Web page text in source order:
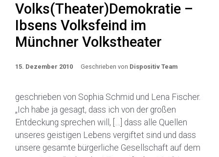
Volks(Theater)Demokratie –
Ibsens Volksfeind im
Münchner Volkstheater
15. Dezember 2010 Geschrieben von Dispositiv Team
geschrieben von Sophia Schmid und Lena Fischer.
„Ich habe ja gesagt, dass ich von der großen
Entdeckung sprechen will, […] dass alle Quellen
unseres geistigen Lebens vergiftet sind und dass
unsere gesamte bürgerliche Gesellschaft auf dem